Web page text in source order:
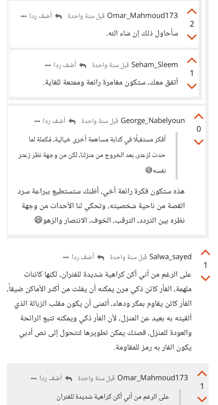
2
Omar_Mahmoud173 قبل سنة واحدة أضف ردا
سأحاول ذلك إن شاء الله.
1
Seham_Sleem قبل سنة واحدة أضف ردا
أتفق معك، ستكون مغامرة رائعة وممتعة للغاية.
0
George_Nabelyoun قبل سنة واحدة
أضف ردا
أفكر مستقبلًا في كتابة مساهمة أخرى خيالية، مُكملة لما
حدث لزعتر، بعد الخروج من منزلنا، لكن من وجهة نظر زعتر
نفسه😅
هذه ستكون فكرة رائعة أخي، أظنك ستستطيع ببراعة سرد
القصة من ناحية شخصيته، وتحكي لنا الأحداث من وجهة
نظره بين التردد، الترقب، الخوف، الانتصار والزهو😄
1
Salwa_sayed قبل سنة واحدة أضف ردا
على الرغم من أني أكن كراهية شديدة للفئران، لكنها كائنات
ملهمة، الفأر كائن ذكي مرن يمكنه أن يفلت من أكثر الأماكن ضيقاً،
الفأر كائن يقاوم بمكر ودهاء، أتمنى أن يكون مقلب الزبالة الذي
ألقيته به بعيد عن المنزل، لأن الفأر ذكي ويمكنه تتبع الرائحة
والعودة للمنزل، قصتك يمكن تطويرها لتتحول إلى نص أدبي
يكون الفار به رمز للمقاومة.
1
Omar_Mahmoud173 قبل سنة واحدة
أضف ردا
على الرغم من أني أكن كراهية شديدة للفئران